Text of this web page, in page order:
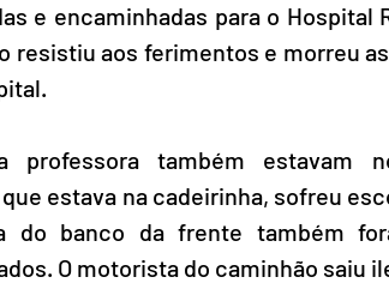
e encaminhadas para o Hospital
resistiu aos ferimentos e morreu
também estavam
estava na cadeirinha, sofreu
do banco da frente também
O motorista do caminhão saiu